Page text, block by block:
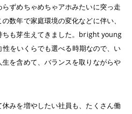
ずめちゃめちゃアホみたいに突っ走
数年で家庭環境の変化などに伴い、
ちも芽生えてきました。bright young
をいくらでも選べる時期なので、い
を含めて、バランスを取りながらや
みを増やしたい社員も、たくさん働